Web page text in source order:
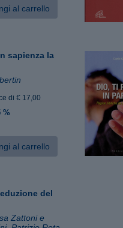
al carrello
sapienza la
di € 17,00
%
al carrello
del
Zattoni e